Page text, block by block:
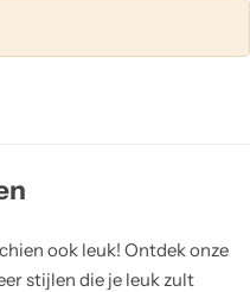
ook leuk! Ontdek onze
stijlen die je leuk zult